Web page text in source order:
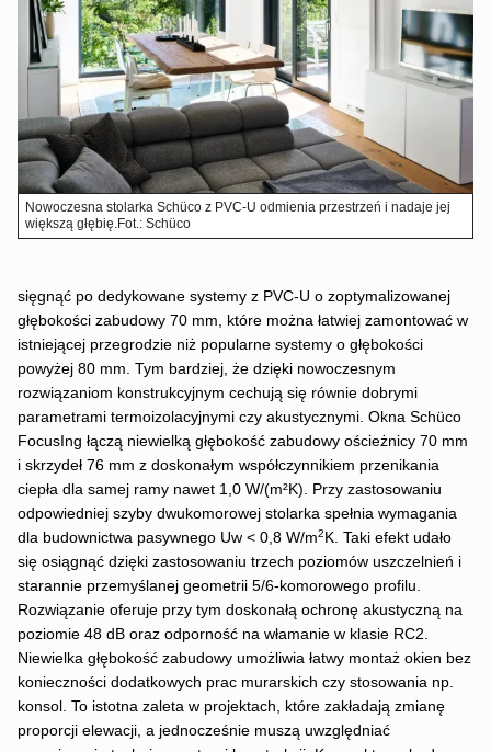
Nowoczesna stolarka Schüco z PVC-U odmienia przestrzeń i nadaje jej
większą głębię.Fot.: Schüco
sięgnąć po dedykowane systemy z PVC‑U o zoptymalizowanej
głębokości zabudowy 70 mm, które można łatwiej zamontować w
istniejącej przegrodzie niż popularne systemy o głębokości
powyżej 80 mm. Tym bardziej, że dzięki nowoczesnym
rozwiązaniom konstrukcyjnym cechują się równie dobrymi
parametrami termoizolacyjnymi czy akustycznymi. Okna Schüco
FocusIng łączą niewielką głębokość zabudowy ościeżnicy 70 mm
i skrzydeł 76 mm z doskonałym współczynnikiem przenikania
ciepła dla samej ramy nawet 1,0 W/(m²K). Przy zastosowaniu
odpowiedniej szyby dwukomorowej stolarka spełnia wymagania
dla budownictwa pasywnego Uw < 0,8 W/m2 K. Taki efekt udało
się osiągnąć dzięki zastosowaniu trzech poziomów uszczelnień i
starannie przemyślanej geometrii 5/6-komorowego profilu.
Rozwiązanie oferuje przy tym doskonałą ochronę akustyczną na
poziomie 48 dB oraz odporność na włamanie w klasie RC2.
Niewielka głębokość zabudowy umożliwia łatwy montaż okien bez
konieczności dodatkowych prac murarskich czy stosowania np.
konsol. To istotna zaleta w projektach, które zakładają zmianę
proporcji elewacji, a jednocześnie muszą uwzględniać